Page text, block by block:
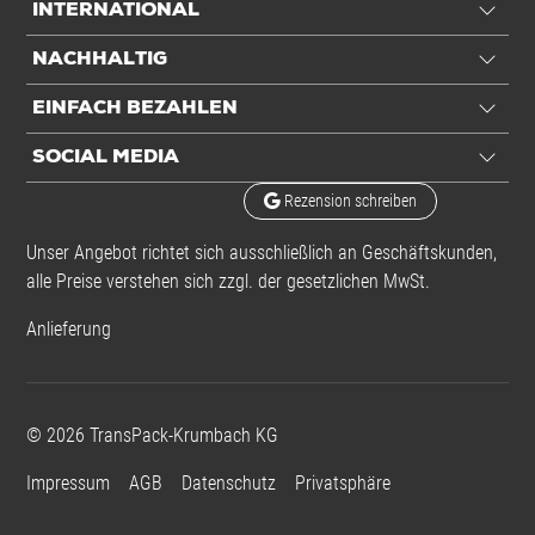
Ausstattung
FEFCO-Typ
Transport
Gurtmaß
0,71 m
Frachtvolumen
3,01 ltr
Volumengewicht
Volumengewicht
0,5 kg
Anwendung
INTERNATIONAL
NACHHALTIG
EINFACH BEZAHLEN
SOCIAL MEDIA
Rezension schreiben
Unser Angebot richtet sich ausschließlich an Geschäftskunden,
alle Preise verstehen sich zzgl. der gesetzlichen MwSt.
Anlieferung
© 2026 TransPack-Krumbach KG
Impressum AGB Datenschutz Privatsphäre